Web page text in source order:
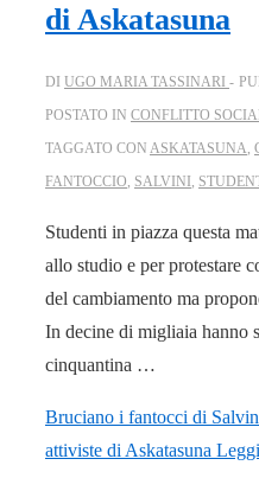
di Askatasuna
DI UGO MARIA TASSINARI
POSTATO IN CONFLITTO
TAGGATO CON ASKATASUNA,
FANTOCCIO, SALVINI ,
Studenti in piazza questa
allo studio e per protestare
del cambiamento ma
In decine di migliaia hanno
cinquantina …
Bruciano i fantocci di
attiviste di Askatasuna